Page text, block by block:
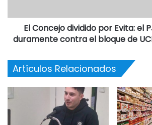
Destacadas
El Concejo dividido por Evita: el
duramente contra el bloque de
Artículos Relacionados